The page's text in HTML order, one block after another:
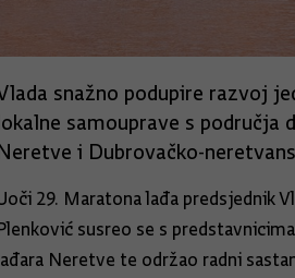
snažno podupire razvoj
samouprave s područja
i Dubrovačko-
29. Maratona lađa predsjednik
susreo se s
Neretve te održao radni